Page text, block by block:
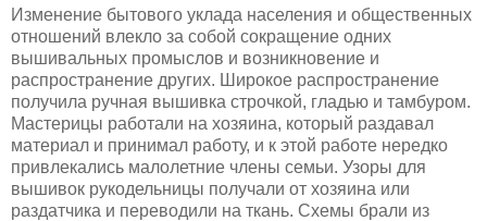
Изменение бытового уклада населения и общественных
отношений влекло за собой сокращение одних
вышивальных промыслов и возникновение и
распространение других. Широкое распространение
получила ручная вышивка строчкой, гладью и тамбуром.
Мастерицы работали на хозяина, который раздавал
материал и принимал работу, и к этой работе нередко
привлекались малолетние члены семьи. Узоры для
вышивок рукодельницы получали от хозяина или
раздатчика и переводили на ткань. Схемы брали из